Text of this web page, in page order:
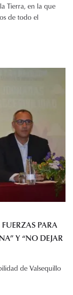
Tierra, en la que
de todo el
PARA
Y “NO DEJAR
de Valsequillo